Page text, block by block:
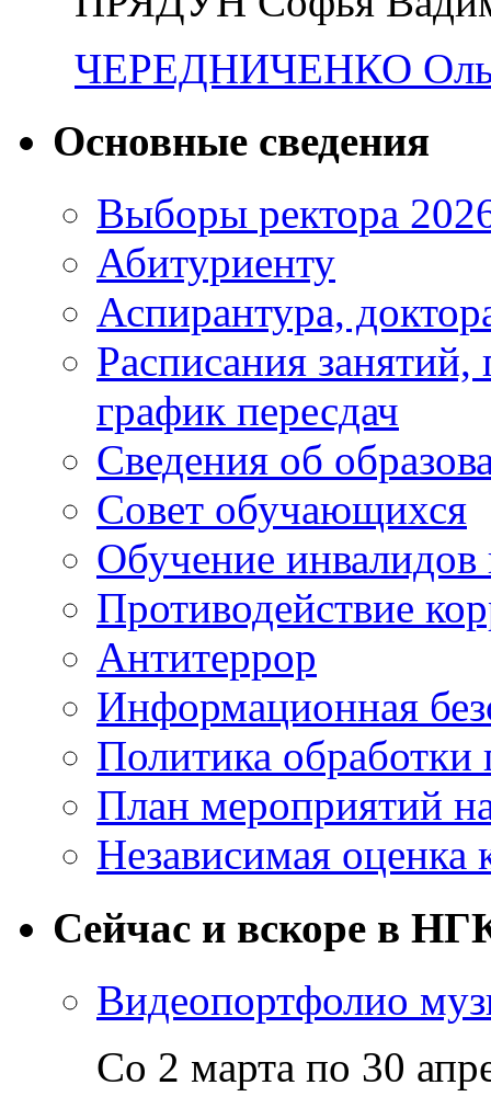
ЧЕРЕДНИЧЕНКО
Основные сведения
Выборы ректора
Абитуриенту
Аспирантура,
Расписания
график пересдач
Сведения об
Совет обучающихся
Обучение
Противодействие
Антитеррор
Информационная
Политика
План мероприятий
Независимая оценка
Сейчас и вскоре в
Видеопортфолио
Со 2 марта по 30